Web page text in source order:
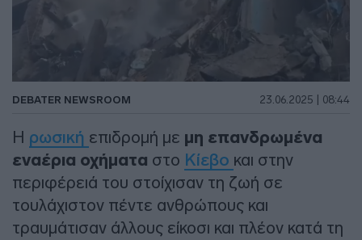
DEBATER NEWSROOM 23.06.2025 | 08:44
Η ρωσική επιδρομή με μη επανδρωμένα
εναέρια οχήματα στο Κίεβο και στην
περιφέρειά του στοίχισαν τη ζωή σε
τουλάχιστον πέντε ανθρώπους και
τραυμάτισαν άλλους είκοσι και πλέον κατά τη